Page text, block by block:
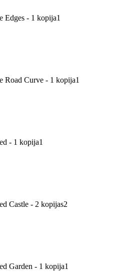
Edges - 1 kopija1
Road Curve - 1 kopija1
- 1 kopija1
Castle - 2 kopijas2
Garden - 1 kopija1